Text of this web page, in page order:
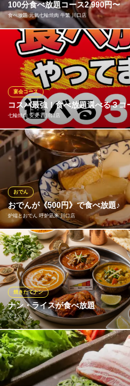
七輪焼肉 安安 川口店
炭火使用の低価格焼肉店
ＪＲ京浜東北線川口駅 徒歩5分
埼玉県川口市栄町3-10-13 2F
100分食べ放題コース2,990円〜
食べ放題 元氣七輪焼肉 牛繁 川口店
牛・豚・鶏肉はもちろん、お食事や一
ー、「味変」アイテムが楽める充実し
の制限時間「100分間」！！人気アイ
め、「5本の柱」など当店の売れ筋ア
スは3種類！各種宴会や食事会、女子
食べ放題 元氣七輪焼肉 牛繁 川口店
焼肉食べ放題飲み放題
ＪＲ京浜東北線川口駅 徒歩5分
埼玉県川口市栄町3-9-11 リーヴァビル2F
コスパ最強！食べ放題選べる３コ
七輪焼肉 安安 西川口店
宴会コース
安安の食べ放題コースは、バラエティ
みいただけます。おすすめの「安安カ
ん、新鮮なホルモンや鶏肉、さらに
肉好きな方も、魚介類を好む方もご
くことで素材の旨味が最大限に引き出
福に！
七輪焼肉 安安 西川口店
炭火焼肉 食べ放題店
ＪＲ京浜東北線西川口駅 徒歩2分
埼玉県川口市並木2-19-13
おでんが《500円》で食べ放題♪
炉端とおでん 呼炉凪来 川口店
おでん
川口エリア!!炉端とおでんの居酒屋『
コインでおでんが食べ放題！！
炉端とおでん 呼炉凪来 川口店
炉端焼きおでん居酒屋
ＪＲ京浜東北線川口駅 徒歩3分
埼玉県川口市栄町3-2-26 ライオンズマンション
ナン・ライスが食べ放題
くま☆さん
焼きたてナン
カレーの最高のお供といえば、ふっく
ス！当店では嬉しい「食べ放題」でお
いっぱいになるまで心ゆくまで味わえ
ィナーのガッツリお食事利用にも大満